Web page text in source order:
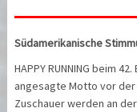
Südamerikanische
HAPPY RUNNING beim
angesagte Motto vor
Zuschauer werden an